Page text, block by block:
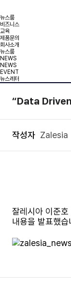
뉴스룸
비즈니스
교육
제품문의
회사소개
뉴스룸
NEWS
NEWS
EVENT
뉴스레터
“Data
작성자 Zalesia
잘레시아 이준
내용을 발표했습